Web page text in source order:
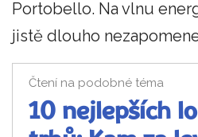
Portobello. Na vlnu
jistě dlouho
Čtení na podobné téma
10 nejlepších